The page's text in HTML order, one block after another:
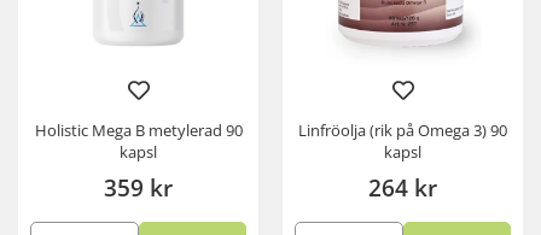
Holistic Mega B metylerad 90
kapsl
359 kr
Linfröolja (rik på Omega 3) 90
kapsl
264 kr